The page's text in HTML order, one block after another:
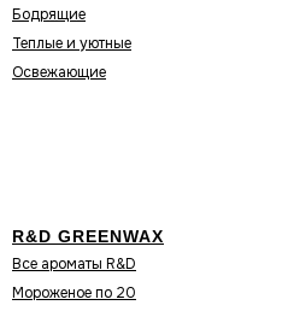
Бодрящие
Теплые и уютные
Освежающие
R&D GREENWAX
Все ароматы R&D
Мороженое по 20